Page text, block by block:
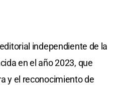
independiente de la
en el año 2023, que
y el reconocimiento de